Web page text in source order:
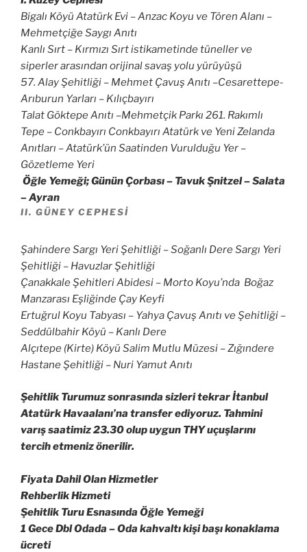
Bigalı Köyü Atatürk Evi – Anzac Koyu ve Tören Alanı –
Mehmetçiğe Saygı Anıtı
Kanlı Sırt – Kırmızı Sırt istikametinde tüneller ve
siperler arasından orijinal savaş yolu yürüyüşü
57. Alay Şehitliği – Mehmet Çavuş Anıtı –Cesarettepe-
Arıburun Yarları – Kılıçbayırı
Talat Göktepe Anıtı –Mehmetçik Parkı 261. Rakımlı
Tepe – Conkbayırı Conkbayırı Atatürk ve Yeni Zelanda
Anıtları – Atatürk’ün Saatinden Vurulduğu Yer –
Gözetleme Yeri
Öğle Yemeği; Günün Çorbası – Tavuk Şnitzel – Salata
– Ayran
II. GÜNEY CEPHESI
Şahindere Sargı Yeri Şehitliği – Soğanlı Dere Sargı Yeri
Şehitliği – Havuzlar Şehitliği
Çanakkale Şehitleri Abidesi – Morto Koyu’nda Boğaz
Manzarası Eşliğinde Çay Keyfi
Ertuğrul Koyu Tabyası – Yahya Çavuş Anıtı ve Şehitliği –
Seddülbahir Köyü – Kanlı Dere
Alçıtepe (Kirte) Köyü Salim Mutlu Müzesi – Zığındere
Hastane Şehitliği – Nuri Yamut Anıtı
Şehitlik Turumuz sonrasında sizleri tekrar İtanbul
Atatürk Havaalanı’na transfer ediyoruz. Tahmini
varış saatimiz 23.30 olup uygun THY uçuşlarını
tercih etmeniz önerilir.
Fiyata Dahil Olan Hizmetler
Rehberlik Hizmeti
Şehitlik Turu Esnasında Öğle Yemeği
1 Gece Dbl Odada – Oda kahvaltı kişi başı konaklama
ücreti